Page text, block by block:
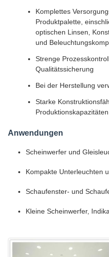
Komplettes
Produktpalette,
optischen Linsen,
und
Strenge
Qualitätssicherung
Bei der Herstellung
Starke
Produktionskapazitäten
Anwendungen
Scheinwerfer und
Kompakte Unterleuchten
Schaufenster- und
Kleine Scheinwerfer,